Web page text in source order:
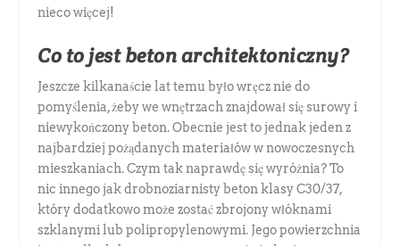
nieco więcej!
Co to jest beton architektoniczny?
Jeszcze kilkanaście lat temu było wręcz nie do
pomyślenia, żeby we wnętrzach znajdował się surowy i
niewykończony beton. Obecnie jest to jednak jeden z
najbardziej pożądanych materiałów w nowoczesnych
mieszkaniach. Czym tak naprawdę się wyróżnia? To
nic innego jak drobnoziarnisty beton klasy C30/37,
który dodatkowo może zostać zbrojony włóknami
szklanymi lub polipropylenowymi. Jego powierzchnia